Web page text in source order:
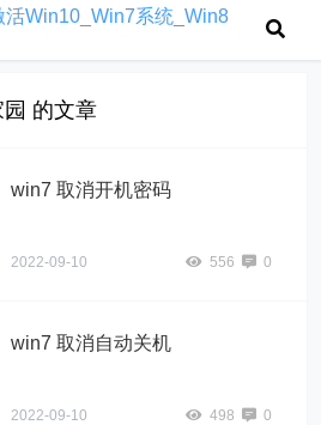
的文章
win7 取消开机密码
2022-09-10 556 0
win7 取消自动关机
2022-09-10 498 0